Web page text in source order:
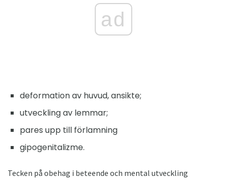
ad
deformation av huvud, ansikte;
utveckling av lemmar;
pares upp till förlamning
gipogenitalizme.
Tecken på obehag i beteende och mental utveckling